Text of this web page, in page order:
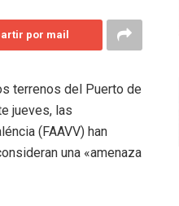
por mail
terrenos del Puerto de
jueves, las
(FAAVV) han
una «amenaza